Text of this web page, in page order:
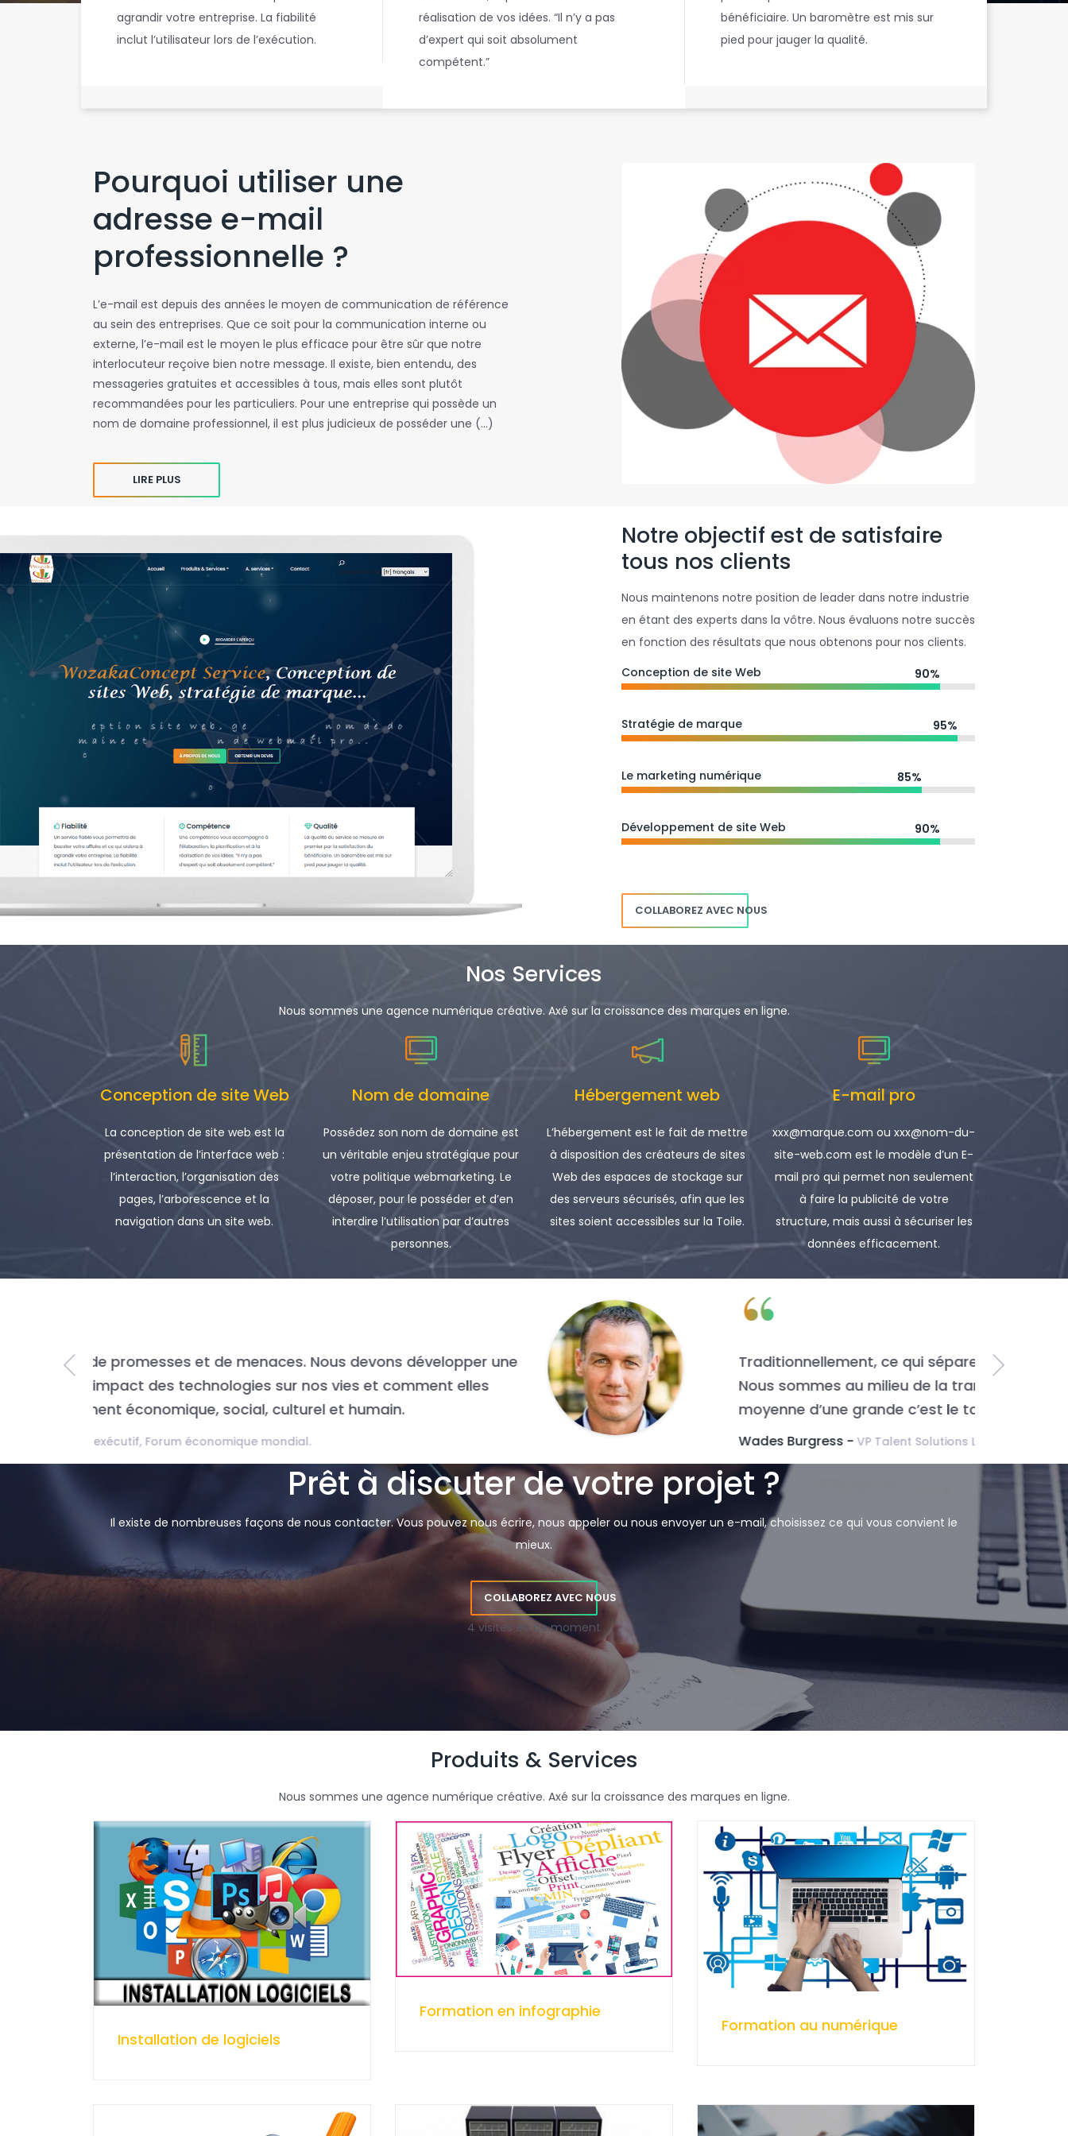
s
agrandir votre entreprise. La fiabilité
inclut l’utilisateur lors de l’exécution.
réalisation de vos idées. “Il n’y a pas
d’expert qui soit absolument
compétent.”
bénéficiaire. Un baromètre est mis sur
pied pour jauger la qualité.
Pourquoi utiliser une
adresse e-mail
professionnelle ?
L’e-mail est depuis des années le moyen de communication de référence
au sein des entreprises. Que ce soit pour la communication interne ou
externe, l’e-mail est le moyen le plus efficace pour être sûr que notre
interlocuteur reçoive bien notre message. Il existe, bien entendu, des
messageries gratuites et accessibles à tous, mais elles sont plutôt
recommandées pour les particuliers. Pour une entreprise qui possède un
nom de domaine professionnel, il est plus judicieux de posséder une (…)
LIRE PLUS
Notre objectif est de satisfaire
tous nos clients
Nous maintenons notre position de leader dans notre industrie
en étant des experts dans la vôtre. Nous évaluons notre succès
en fonction des résultats que nous obtenons pour nos clients.
Conception de site Web
90%
Stratégie de marque 95%
Le marketing numérique 85%
Développement de site Web 90%
COLLABOREZ AVEC NOUS
Nos Services
Nous sommes une agence numérique créative. Axé sur la croissance des marques en ligne.
Conception de site Web
La conception de site web est la
présentation de l’interface web :
l’interaction, l’organisation des
pages, l’arborescence et la
navigation dans un site web.
Nom de domaine
Possédez son nom de domaine est
un véritable enjeu stratégique pour
votre politique webmarketing. Le
déposer, pour le posséder et d’en
interdire l’utilisation par d’autres
personnes.
Hébergement web
L’hébergement est le fait de mettre
à disposition des créateurs de sites
Web des espaces de stockage sur
des serveurs sécurisés, afin que les
sites soient accessibles sur la Toile.
E-mail pro
xxx@marque.com ou xxx@nom-du-
site-web.com est le modèle d’un E-
mail pro qui permet non seulement
à faire la publicité de votre
structure, mais aussi à sécuriser les
données efficacement.
une
“
Traditionnellement, ce qui sépare les entreprises moyennes d’une grande fut la technologie.
Nous sommes au milieu de la transformation. Aujourd’hui, ce qui différencie une entreprise
moyenne d’une grande c’est le talent !
Wades Burgress -
Prêt à discuter de votre projet ?
Il existe de nombreuses façons de nous contacter. Vous pouvez nous écrire, nous appeler ou nous envoyer un e-mail, choisissez ce qui vous convient le
mieux.
COLLABOREZ AVEC NOUS
4 visites en ce moment
Produits & Services
Nous sommes une agence numérique créative. Axé sur la croissance des marques en ligne.
Installation de logiciels
Formation en infographie
Formation au numérique